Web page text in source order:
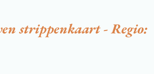
strippenkaart - Regio: